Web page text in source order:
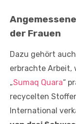
der Frauen
Dazu gehört
erbrachte Arbeit,
„Sumaq Quara“
recycelten
International